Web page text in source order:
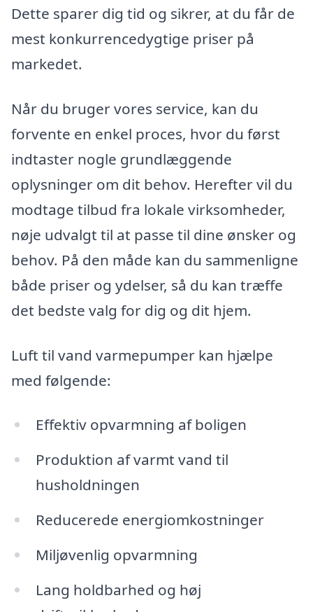
Dette sparer dig tid og sikrer, at du får de
mest konkurrencedygtige priser på
markedet.
Når du bruger vores service, kan du
forvente en enkel proces, hvor du først
indtaster nogle grundlæggende
oplysninger om dit behov. Herefter vil du
modtage tilbud fra lokale virksomheder,
nøje udvalgt til at passe til dine ønsker og
behov. På den måde kan du sammenligne
både priser og ydelser, så du kan træffe
det bedste valg for dig og dit hjem.
Luft til vand varmepumper kan hjælpe
med følgende:
Effektiv opvarmning af boligen
Produktion af varmt vand til
husholdningen
Reducerede energiomkostninger
Miljøvenlig opvarmning
Lang holdbarhed og høj